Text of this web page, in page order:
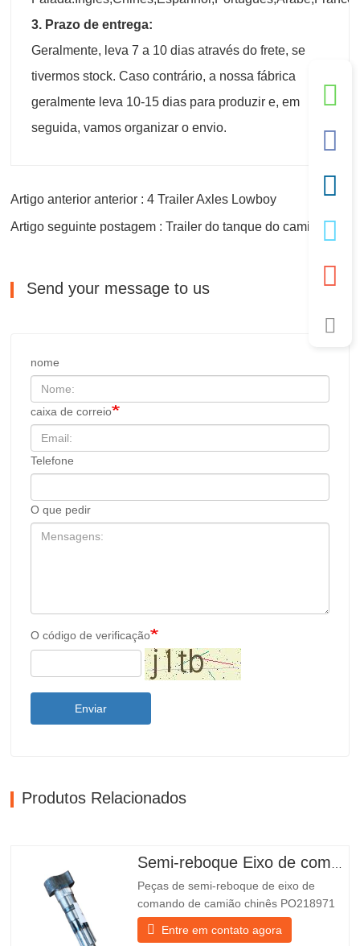
3. Prazo de entrega:
Geralmente, leva 7 a 10 dias através do frete, se
tivermos stock. Caso contrário, a nossa fábrica
geralmente leva 10-15 dias para produzir e, em
seguida, vamos organizar o envio.
Artigo anterior anterior : 4 Trailer Axles Lowboy
Artigo seguinte postagem : Trailer do tanque do caminhão de tanque de petroleiro de palm oil tanker
Send your message to us
nome
caixa de correio
Telefone
O que pedir
O código de verificação
Enviar
Produtos Relacionados
Peças de semi-reboque de eixo de
comando de camião chinês PO218971
mais vendidas para venda
Especificações Produto Peças de
Entre em contato agora